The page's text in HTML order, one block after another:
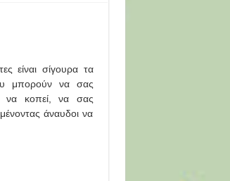
είναι σίγουρα τα
μπορούν να σας
να κοπεί, να σας
άναυδοι να